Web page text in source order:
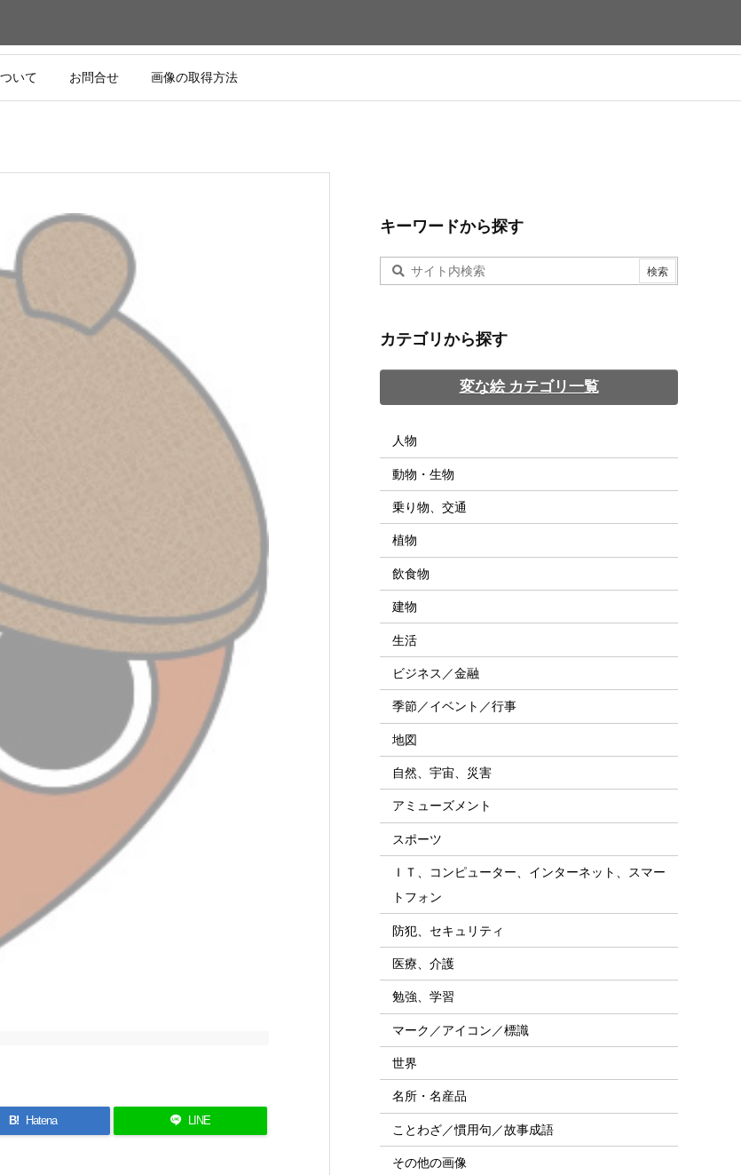
いて お問合せ 画像の取得方法
B! Hatena LINE
キーワードから探す
カテゴリから探す
変な絵 カテゴリ一覧
人物
動物・生物
乗り物、交通
植物
飲食物
建物
生活
ビジネス／金融
季節／イベント／行事
地図
自然、宇宙、災害
アミューズメント
スポーツ
ＩＴ、コンピューター、インターネット、スマー
トフォン
防犯、セキュリティ
医療、介護
勉強、学習
マーク／アイコン／標識
世界
名所・名産品
ことわざ／慣用句／故事成語
その他の画像